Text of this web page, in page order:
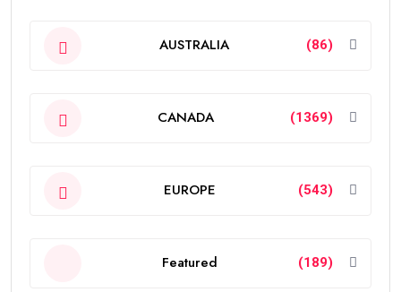
AUSTRALIA (86)
CANADA (1369)
EUROPE (543)
Featured (189)